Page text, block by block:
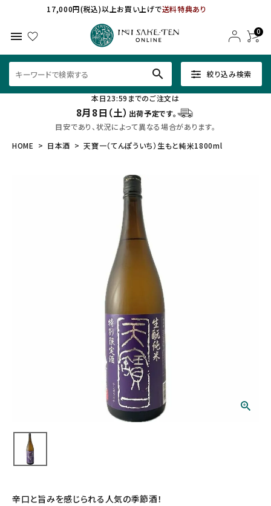
17,000円(税込)以上お買い上げで送料特典あり
menu 0
絞り込み検索
search
本日23:59までのご注文は
8月8日（土） 出荷予定です。
目安であり、状況によって異なる場合があります。
HOME
日本酒 天寶一（てんぽういち）生もと純米1800ml
辛口と旨みを感じられる人気の季節酒！